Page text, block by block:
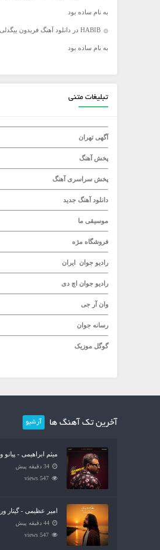
میثم ابراهیمی
میلاد راستاد
به نام ساده بود
HABIB در دانلود آهنگ فریدون بیگدلی
به نام ساده بود
تبلیغات متنی
آگهی تهران
پخش آهنگ
پخش سراسری آهنگ
دانلود آهنگ جدید
موسیقی ما
فروشگاه مژه
رادیو جوان ایران
رادیو جوان اچ دی
وان آر جی
رسانه جوان
گوگل موزیک
آخرین تک آهنگ ها آرشیو
میثم ابراهیمی -
34 دقیقه پیش
547 views
امیر عظیمی - گیتار
44 دقیقه پیش
547 views